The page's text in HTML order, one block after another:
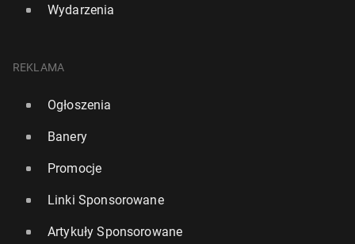
Wydarzenia
REKLAMA
Ogłoszenia
Banery
Promocje
Linki Sponsorowane
Artykuły Sponsorowane